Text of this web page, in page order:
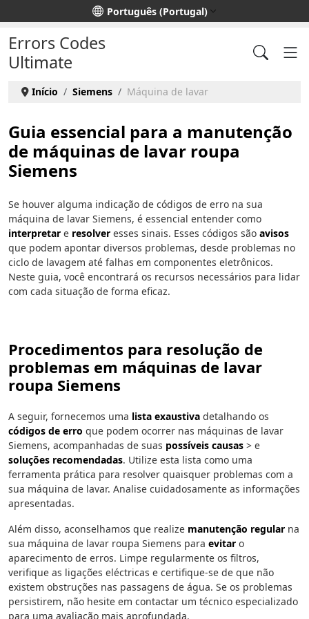
Escolha o seu idioma Português (Portugal)
Errors Codes
Ultimate
Início Siemens Máquina de lavar
Guia essencial para a manutenção
de máquinas de lavar roupa
Siemens
Se houver alguma indicação de códigos de erro na sua
máquina de lavar Siemens, é essencial entender como
interpretar e resolver esses sinais. Esses códigos são avisos
que podem apontar diversos problemas, desde problemas no
ciclo de lavagem até falhas em componentes eletrônicos.
Neste guia, você encontrará os recursos necessários para lidar
com cada situação de forma eficaz.
Procedimentos para resolução de
problemas em máquinas de lavar
roupa Siemens
A seguir, fornecemos uma lista exaustiva detalhando os
códigos de erro que podem ocorrer nas máquinas de lavar
Siemens, acompanhadas de suas possíveis causas > e
soluções recomendadas. Utilize esta lista como uma
ferramenta prática para resolver quaisquer problemas com a
sua máquina de lavar. Analise cuidadosamente as informações
apresentadas.
Além disso, aconselhamos que realize manutenção regular na
sua máquina de lavar roupa Siemens para evitar o
aparecimento de erros. Limpe regularmente os filtros,
verifique as ligações eléctricas e certifique-se de que não
existem obstruções nas passagens de água. Se os problemas
persistirem, não hesite em contactar um técnico especializado
para uma avaliação mais aprofundada.